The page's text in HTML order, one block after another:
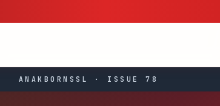
ANAKBORNSSL · ISSUE 78